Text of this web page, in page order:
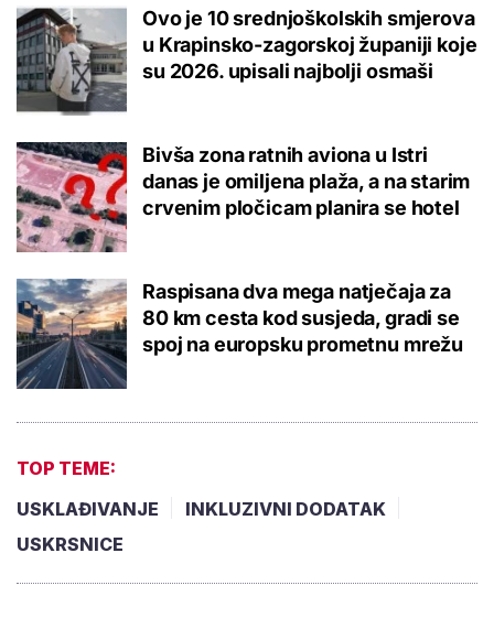
Ovo je 10 srednjoškolskih smjerova
u Krapinsko-zagorskoj županiji koje
su 2026. upisali najbolji osmaši
Bivša zona ratnih aviona u Istri
danas je omiljena plaža, a na starim
crvenim pločicam planira se hotel
Raspisana dva mega natječaja za
80 km cesta kod susjeda, gradi se
spoj na europsku prometnu mrežu
TOP TEME:
USKLAĐIVANJE
INKLUZIVNI DODATAK
USKRSNICE